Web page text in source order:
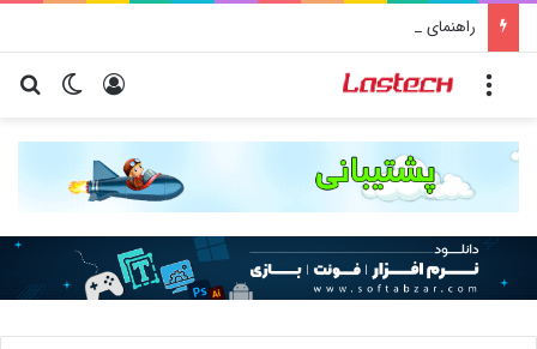
راهنمای خرید سرور اختصاصی | آموزش جامع قدم به قدم
تغییر ورود